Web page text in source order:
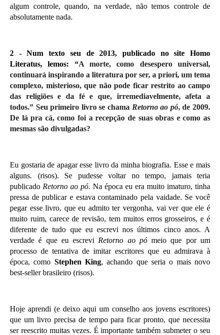
algum controle, quando, na verdade, não temos controle de
absolutamente nada.
2 -Num texto seu de 2013, publicado no site Homo
Literatus, lemos: “A morte, como desespero universal,
continuará inspirando a literatura por ser, a priori, um tema
complexo, misterioso, que não pode ficar restrito ao campo
das religiões e da fé e que, irremediavelmente, afeta a
todos.” Seu primeiro livro se chama Retorno ao pó, de 2009.
De lá pra cá, como foi a recepção de suas obras e como as
mesmas são divulgadas?
Eu gostaria de apagar esse livro da minha biografia. Esse e mais
alguns. (risos). Se pudesse voltar no tempo, jamais teria
publicado Retorno ao pó. Na época eu era muito imaturo, tinha
pressa de publicar e estava contaminado pela vaidade. Se você
pegar esse livro, que eu admito ter vergonha, vai ver que ele é
muito ruim, carece de revisão, tem muitos erros grosseiros, e é
diferente de tudo que eu escrevi nos últimos cinco anos. A
verdade é que eu escrevi Retorno ao pómeio que por um
processo de tentativa de imitar escritores que eu admirava à
época, como Stephen King, achando que seria o mais novo
best-seller brasileiro (risos).
Hoje aprendi (e deixo aqui um conselho aos jovens escritores)
que um livro precisa de tempo para ficar pronto, que necessita
ser reescrito muitas vezes. É importante também submeter o seu